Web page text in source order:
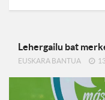
Lehergailu bat
EUSKARA BANTUA